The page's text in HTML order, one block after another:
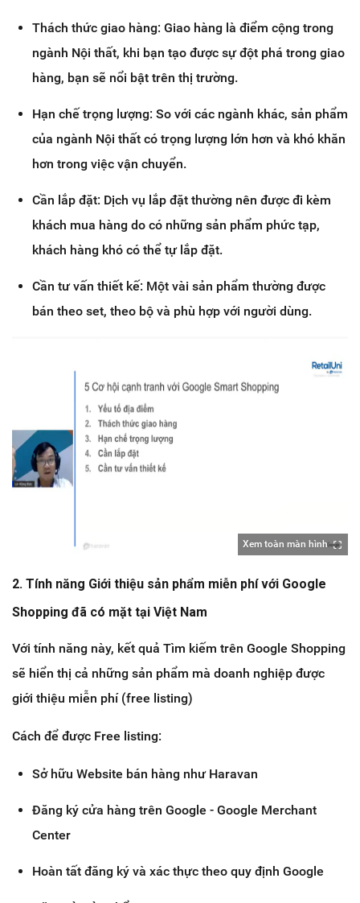
Thách thức giao hàng: Giao hàng là điểm cộng trong
ngành Nội thất, khi bạn tạo được sự đột phá trong giao
hàng, bạn sẽ nổi bật trên thị trường.
Hạn chế trọng lượng: So với các ngành khác, sản phẩm
của ngành Nội thất có trọng lượng lớn hơn và khó khăn
hơn trong việc vận chuyển.
Cần lắp đặt: Dịch vụ lắp đặt thường nên được đi kèm
khách mua hàng do có những sản phẩm phức tạp,
khách hàng khó có thể tự lắp đặt.
Cần tư vấn thiết kế: Một vài sản phẩm thường được
bán theo set, theo bộ và phù hợp với người dùng.
Xem toàn màn hình
2. Tính năng Giới thiệu sản phẩm miễn phí với Google
Shopping đã có mặt tại Việt Nam
Với tính năng này, kết quả Tìm kiếm trên Google Shopping
sẽ hiển thị cả những sản phẩm mà doanh nghiệp được
giới thiệu miễn phí (free listing)
Cách để được Free listing:
Sở hữu Website bán hàng như Haravan
Đăng ký cửa hàng trên Google - Google Merchant
Center
Hoàn tất đăng ký và xác thực theo quy định Google